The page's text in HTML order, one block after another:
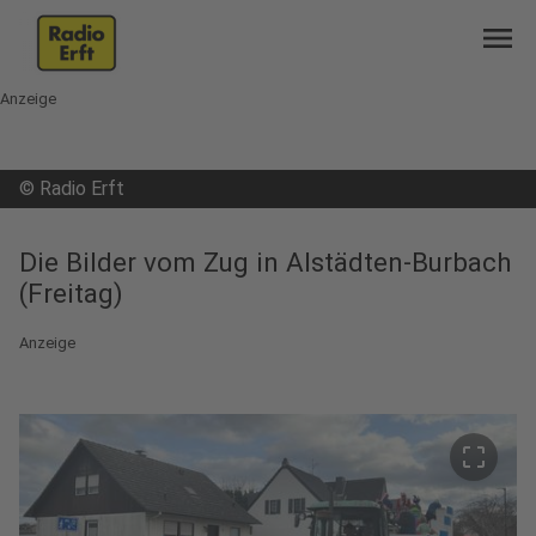
menu
Anzeige
© Radio Erft
Die Bilder vom Zug in Alstädten-Burbach
(Freitag)
Anzeige
crop_free